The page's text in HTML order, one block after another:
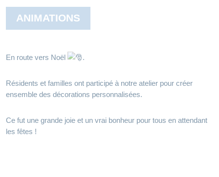
ANIMATIONS
En route vers Noël .
Résidents et familles ont participé à notre atelier pour créer
ensemble des décorations personnalisées.
Ce fut une grande joie et un vrai bonheur pour tous en attendant
les fêtes !